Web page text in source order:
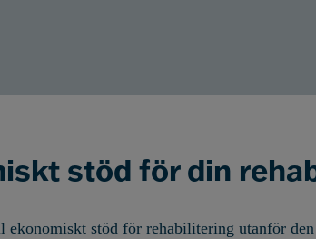
stöd för din
ekonomiskt stöd för rehabilitering utanför